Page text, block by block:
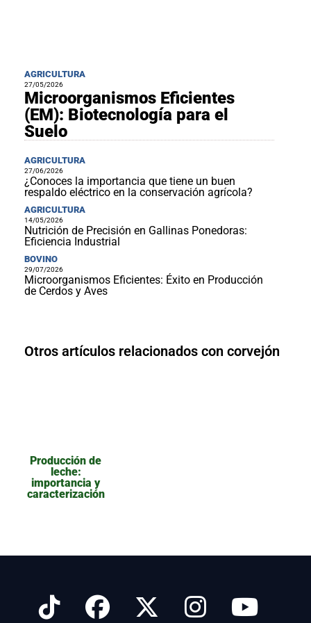
AGRICULTURA
27/05/2026
Microorganismos Eficientes
(EM): Biotecnología para el
Suelo
AGRICULTURA
27/06/2026
¿Conoces la importancia que tiene un buen
respaldo eléctrico en la conservación agrícola?
AGRICULTURA
14/05/2026
Nutrición de Precisión en Gallinas Ponedoras:
Eficiencia Industrial
BOVINO
29/07/2026
Microorganismos Eficientes: Éxito en Producción
de Cerdos y Aves
Otros artículos relacionados con corvejón
Producción de
leche:
importancia y
caracterización